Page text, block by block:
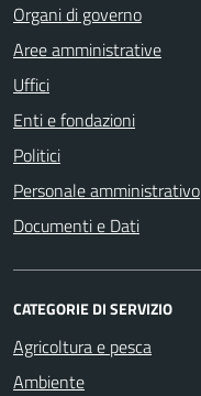
Organi di governo
Aree amministrative
Uffici
Enti e fondazioni
Politici
Personale amministrativo
Documenti e Dati
CATEGORIE DI SERVIZIO
Agricoltura e pesca
Ambiente